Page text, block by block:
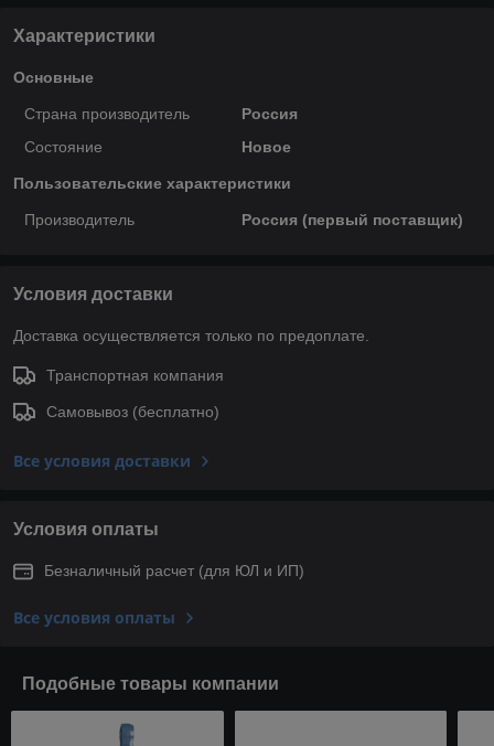
Характеристики
Основные
Страна производитель
Россия
Состояние
Новое
Пользовательские характеристики
Производитель Россия (первый поставщик)
Условия доставки
Доставка осуществляется только по предоплате.
Транспортная компания
Самовывоз (бесплатно)
Все условия доставки
Условия оплаты
Безналичный расчет (для ЮЛ и ИП)
Все условия оплаты
Подобные товары компании